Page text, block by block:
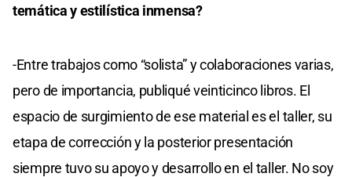
temática y estilística inmensa?
-Entre trabajos como “solista” y colaboraciones varias,
pero de importancia, publiqué veinticinco libros. El
espacio de surgimiento de ese material es el taller, su
etapa de corrección y la posterior presentación
siempre tuvo su apoyo y desarrollo en el taller. No soy